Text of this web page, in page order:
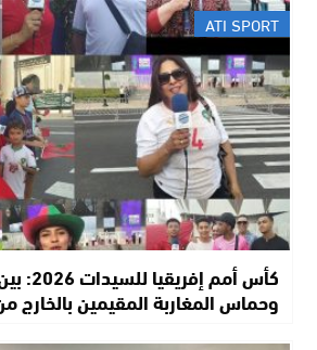
ATI SPORT
كأس أمم
وحماس المغاربة المقيمين